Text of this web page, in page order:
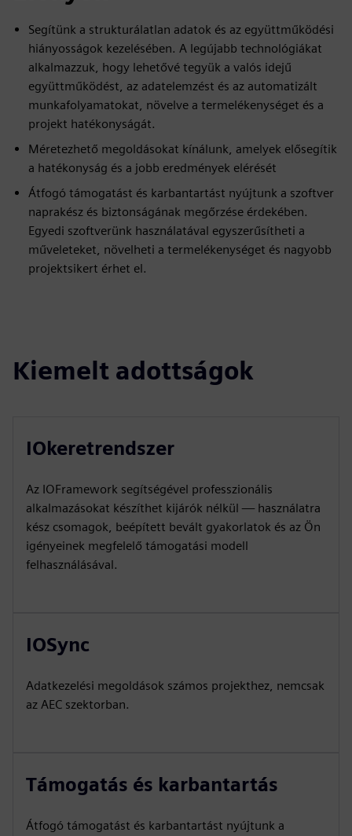
Segítünk a strukturálatlan adatok és az együttműködési
hiányosságok kezelésében. A legújabb technológiákat
alkalmazzuk, hogy lehetővé tegyük a valós idejű
együttműködést, az adatelemzést és az automatizált
munkafolyamatokat, növelve a termelékenységet és a
projekt hatékonyságát.
Méretezhető megoldásokat kínálunk, amelyek elősegítik
a hatékonyság és a jobb eredmények elérését
Átfogó támogatást és karbantartást nyújtunk a szoftver
naprakész és biztonságának megőrzése érdekében.
Egyedi szoftverünk használatával egyszerűsítheti a
műveleteket, növelheti a termelékenységet és nagyobb
projektsikert érhet el.
Kiemelt adottságok
IOkeretrendszer
Az IOFramework segítségével professzionális
alkalmazásokat készíthet kijárók nélkül — használatra
kész csomagok, beépített bevált gyakorlatok és az Ön
igényeinek megfelelő támogatási modell
felhasználásával.
IOSync
Adatkezelési megoldások számos projekthez, nemcsak
az AEC szektorban.
Támogatás és karbantartás
Átfogó támogatást és karbantartást nyújtunk a